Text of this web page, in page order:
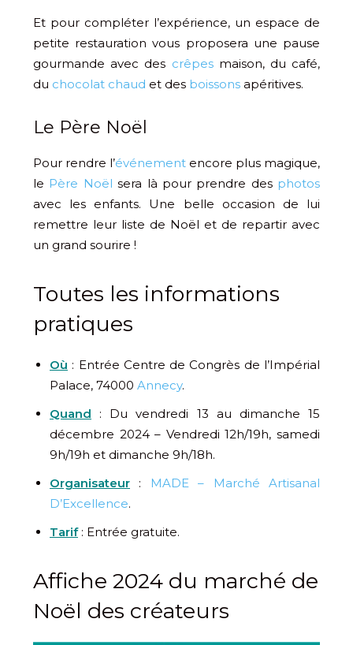
Et pour compléter l’expérience, un espace de
petite restauration vous proposera une pause
gourmande avec des crêpesmaison, du café,
du chocolat chaud et des boissons apéritives.
Le Père Noël
Pour rendre l’événement encore plus magique,
le Père Noël sera là pour prendre des photos
avec les enfants. Une belle occasion de lui
remettre leur liste de Noël et de repartir avec
un grand sourire !
Toutes les informations
pratiques
Où : Entrée Centre de Congrès de l’Impérial
Palace, 74000 Annecy.
Quand : Du vendredi 13 au dimanche 15
décembre 2024 – Vendredi 12h/19h, samedi
9h/19h et dimanche 9h/18h.
Organisateur :
MADE – Marché Artisanal
D’Excellence.
Tarif : Entrée gratuite.
Affiche 2024 du marché de
Noël des créateurs